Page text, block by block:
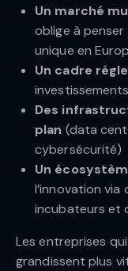
Un marché
oblige à
unique en
Un cadre
Des
plan (data
cybersécurité)
Un
l’innovation via
incubateurs et
Les entreprises
grandissent plus